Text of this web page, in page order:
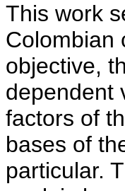
This work
Colombian
objective,
dependent
factors of
bases of
particular.